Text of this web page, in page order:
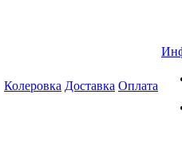
Колеровка Доставка Оплата